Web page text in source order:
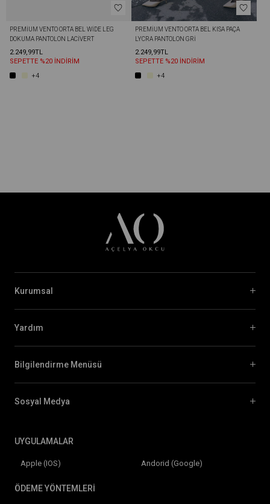
PREMIUM VENTO ORTA BEL WIDE LEG
DOKUMA PANTOLON LACIVERT
2.249,99TL
SEPETTE %20 İNDİRİM
+4
PREMIUM VENTO ORTA BEL KISA PAÇA
LYCRA PANTOLON GRI
2.249,99TL
SEPETTE %20 İNDİRİM
+4
Kurumsal
Yardım
Bilgilendirme Menüsü
Sosyal Medya
UYGULAMALAR
Apple (IOS) Andorid (Google)
ÖDEME YÖNTEMLERİ